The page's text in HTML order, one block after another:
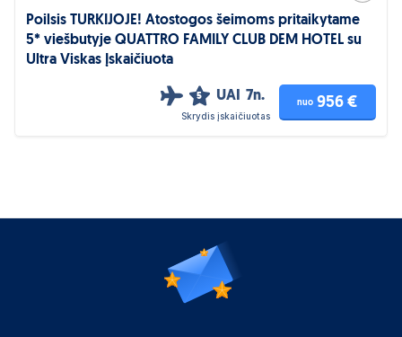
Poilsis TURKIJOJE! Atostogos šeimoms pritaikytame
5* viešbutyje QUATTRO FAMILY CLUB DEM HOTEL su
Ultra Viskas Įskaičiuota
5 UAI 7n.
Skrydis įskaičiuotas
nuo 956 €